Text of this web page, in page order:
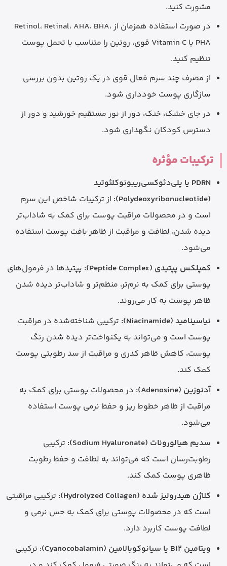
مشورت کنید.
در صورت استفاده همزمان از Retinol، Retinal، AHA، BHA،
PHA یا Vitamin C قوی، روتین را متناسب با تحمل پوست
تنظیم کنید.
از مصرف چند سرم فعال قوی در یک روتین بدون بررسی
سازگاری پوست خودداری شود.
در جای خشک، خنک، دور از نور مستقیم خورشید و دور از
دسترس کودکان نگهداری شود.
ترکیبات مؤثره
PDRN یا پلی‌دئوکسی‌ریبونوکلئوتید
(Polydeoxyribonucleotide):
از ترکیبات شاخص این سرم
است و در محصولات مراقبت پوست برای کمک به شاداب‌تر
دیده شدن، لطافت و مراقبت از ظاهر بافت پوست استفاده
می‌شود.
کمپلکس پپتیدی (Peptide Complex):
پپتیدها در فرمول‌های
پوستی برای کمک به نرم‌تر، منظم‌تر و شاداب‌تر دیده شدن
ظاهر پوست به کار می‌روند.
نیاسینامید (Niacinamide):
ترکیبی شناخته‌شده در مراقبت
پوست است و می‌تواند به یکنواخت‌تر دیده شدن رنگ
پوست، کاهش ظاهر کدری و مراقبت از سد رطوبتی پوست
کمک کند.
آدنوزین (Adenosine):
در محصولات پوستی برای کمک به
مراقبت از ظاهر خطوط ریز و حفظ نرمی پوست استفاده
می‌شود.
سدیم هیالورونات (Sodium Hyaluronate):
ترکیبی
رطوبت‌رسان است که می‌تواند به لطافت و حفظ رطوبت
ظاهری پوست کمک کند.
کلاژن هیدرولیز شده (Hydrolyzed Collagen):
ترکیبی مراقبتی
است که در محصولات پوستی برای کمک به حس نرمی و
لطافت پوست کاربرد دارد.
ویتامین B12 یا سیانوکوبالامین (Cyanocobalamin):
ترکیبی